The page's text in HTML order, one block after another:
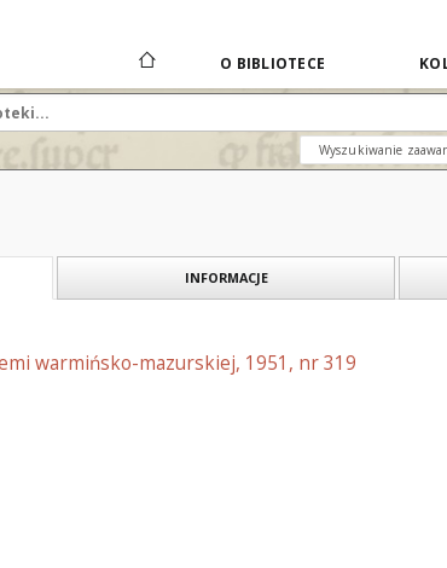
O BIBLIOTECE
Wyszukiwanie
INFORMACJE
warmińsko-mazurskiej, 1951, nr 319